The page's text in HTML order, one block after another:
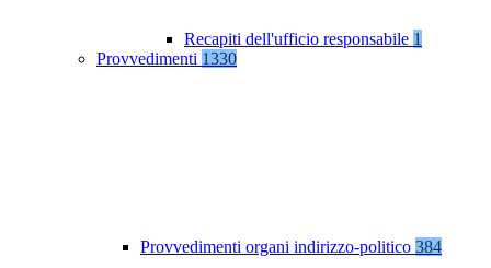
Recapiti dell'ufficio responsabile 1
Provvedimenti 1330
Provvedimenti organi indirizzo-politico 384